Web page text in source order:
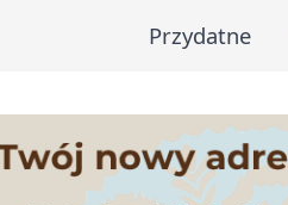
Przydatne